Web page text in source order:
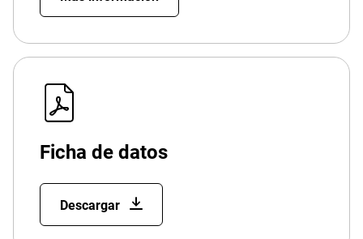
Ficha de datos
Descargar